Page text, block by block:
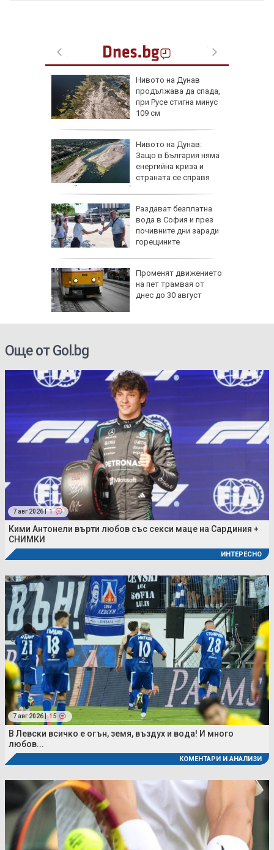
Нивото на Дунав
продължава да спада,
при Русе стигна минус
109 см
Нивото на Дунав:
Защо в България няма
енергийна криза и
страната се справя
по-добре от другите?
Раздават безплатна
вода в София и през
почивните дни заради
горещините
Променят движението
на пет трамвая от
днес до 30 август
Още от Gol.bg
7 авг 2026 | 1
Кими Антонели върти любов със секси маце на Сардиния +
СНИМКИ
ИНТЕРЕСНО
7 авг 2026 | 15
В Левски всичко е огън, земя, въздух и вода! И много
любов...
КОМЕНТАРИ И АНАЛИЗИ